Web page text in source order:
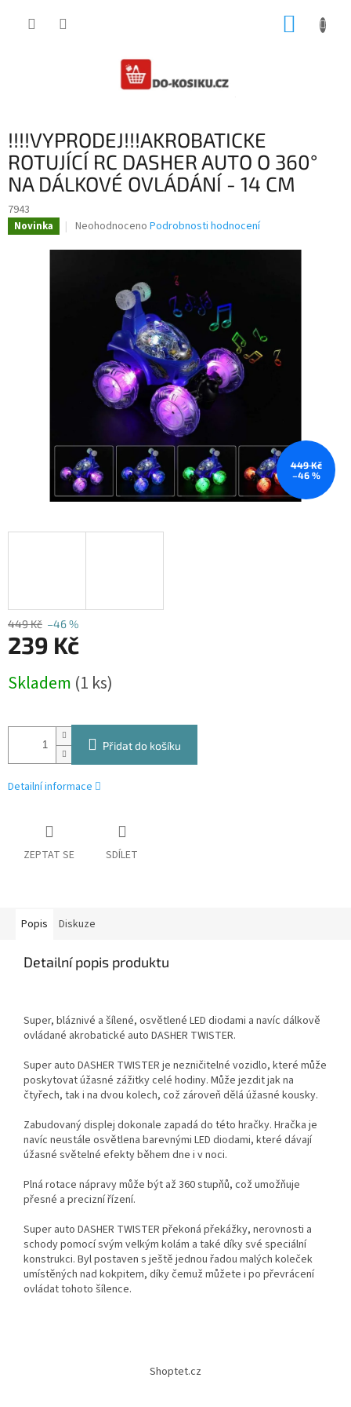
!!!!VYPRODEJ!!!AKROBATICKE
ROTUJÍCÍ RC DASHER AUTO O 360°
NA DÁLKOVÉ OVLÁDÁNÍ - 14 CM
7943
Novinka
Průměrné
produktu
hvězdiček.
Neohodnoceno Podrobnosti hodnocení
449 Kč
–46 %
449 Kč –46 %
239 Kč
cena:
Skladem (1 ks)
Přidat do košíku
Detailní informace
ZEPTAT SE SDÍLET
Popis Diskuze
Detailní popis produktu
Super, bláznivé a šílené, osvětlené LED diodami a navíc dálkově
ovládané akrobatické auto DASHER TWISTER.
Super auto DASHER TWISTER je nezničitelné vozidlo, které může
poskytovat úžasné zážitky celé hodiny. Může jezdit jak na
čtyřech, tak i na dvou kolech, což zároveň dělá úžasné kousky.
Zabudovaný displej dokonale zapadá do této hračky. Hračka je
navíc neustále osvětlena barevnými LED diodami, které dávají
úžasné světelné efekty během dne i v noci.
Plná rotace nápravy může být až 360 stupňů, což umožňuje
přesné a precizní řízení.
Super auto DASHER TWISTER překoná překážky, nerovnosti a
schody pomocí svým velkým kolám a také díky své speciální
konstrukci. Byl postaven s ještě jednou řadou malých koleček
umístěných nad kokpitem, díky čemuž můžete i po převrácení
ovládat tohoto šílence.
Shoptet.cz